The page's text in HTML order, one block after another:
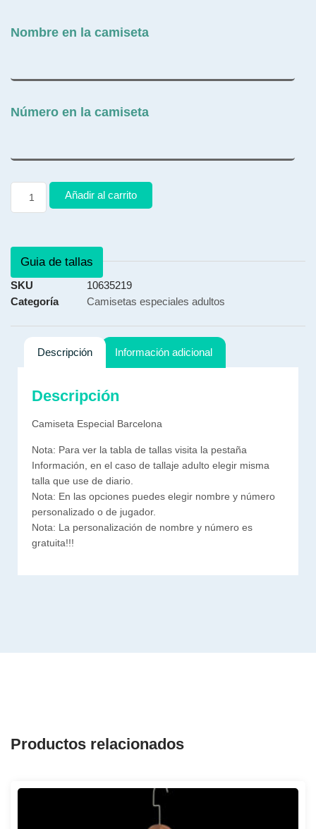
Nombre en la camiseta
Número en la camiseta
Añadir al carrito
Guia de tallas
SKU
10635219
Categoría
Camisetas especiales adultos
Descripción Información adicional
Descripción
Camiseta Especial Barcelona
Nota: Para ver la tabla de tallas visita la pestaña
Información, en el caso de tallaje adulto elegir misma
talla que use de diario.
Nota: En las opciones puedes elegir nombre y número
personalizado o de jugador.
Nota: La personalización de nombre y número es
gratuita!!!
Productos relacionados